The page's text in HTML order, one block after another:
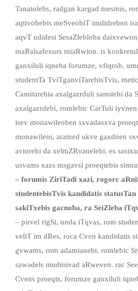
Tanatolebs, radgan kargad mesmis,
aqtivobebis meSveobiT imdidreben
aqvT udidesi SesaZlebloba
maRalsafexurs miaRwion. is
ganxiluli iqneba forumze, vfiqrob,
studentTa TviTganviTarebisTvis,
Camitarebia axalgazrduli samitebi da
axalgazrdebi, romlebic CarTuli iyvnen
isev monawileoben sxvadasxva
monawileni, aramed ukve gaxdnen
avtorebi da xelmZRvanelebi. es
usvams xazs msgavsi proeqtebis
– forumis ZiriTadi xazi, rogorc
studentebisTvis kandidatis statusTan
sakiTxebis gacnoba, ra SeiZleba
– pirvel rigSi, unda iTqvas, rom
veliT im dRes, roca Cven kandidatis
gvwams, rom adamianebi, romlebic
sawadels mudmivad aRweven. rac
Cvens proeqts, forumze ganxiluli